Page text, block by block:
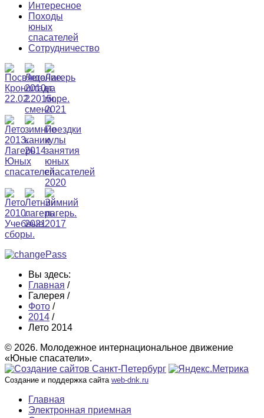
Интересное
Походы
юных
спасателей
Сотрудничество
Вы здесь:
Главная /
Галерея /
Фото /
2014 /
Лето 2014
© 2026. Молодежное интернациональное движение
«Юные спасатели».
Создание и поддержка сайта web-dnk.ru
Главная
Электронная приемная